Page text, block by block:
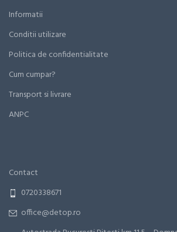
Informatii
Conditii utilizare
Politica de confidentialitate
Cum cumpar?
Transport si livrare
ANPC
Contact
0720338671
office@detop.ro